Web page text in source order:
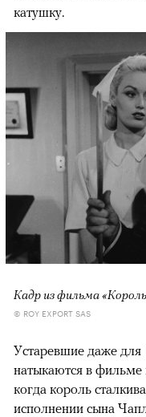
катушку.
Кадр из фильма
© ROY EXPORT SAS
Устаревшие даже для
натыкаются в
когда король
исполнении сына